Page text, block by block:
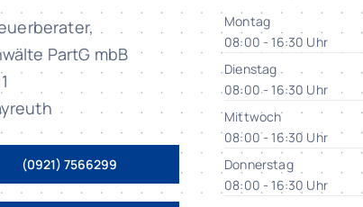
PartG mbB
(0921) 7566299
Montag
08:00 - 16:30 Uhr
Dienstag
08:00 - 16:30 Uhr
Mittwoch
08:00 - 16:30 Uhr
Donnerstag
08:00 - 16:30 Uhr